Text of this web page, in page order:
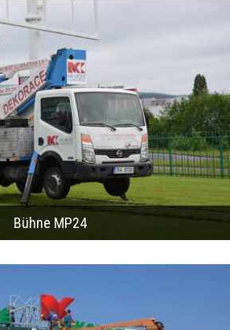
Bühne MP24